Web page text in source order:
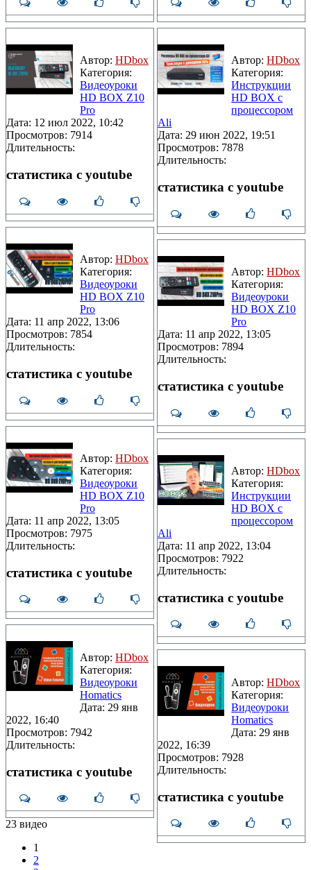
Автор: HDbox
Категория:
Видеоуроки
HD BOX Z10
Pro
Дата: 12 июл 2022, 10:42
Просмотров: 7914
Длительность:
статистика с youtube
Автор:HDbox
Категория:
Инструкции
HD BOX с
процессором
Ali
Дата: 29 июн 2022, 19:51
Просмотров: 7878
Длительность:
статистика с youtube
Автор: HDbox
Категория:
Видеоуроки
HD BOX Z10
Pro
Дата: 11 апр 2022, 13:06
Просмотров: 7854
Длительность:
статистика с youtube
Автор:HDbox
Категория:
Видеоуроки
HD BOX Z10
Pro
Дата: 11 апр 2022, 13:05
Просмотров: 7894
Длительность:
статистика с youtube
Автор: HDbox
Категория:
Видеоуроки
HD BOX Z10
Pro
Дата: 11 апр 2022, 13:05
Просмотров: 7975
Длительность:
статистика с youtube
Автор:HDbox
Категория:
Инструкции
HD BOX с
процессором
Ali
Дата: 11 апр 2022, 13:04
Просмотров: 7922
Длительность:
статистика с youtube
Автор: HDbox
Категория:
Видеоуроки
Homatics
Дата: 29 янв
2022, 16:40
Просмотров: 7942
Длительность:
статистика с youtube
Автор:HDbox
Категория:
Видеоуроки
Homatics
Дата: 29 янв
2022, 16:39
Просмотров: 7928
Длительность:
статистика с youtube
23 видео
1
2